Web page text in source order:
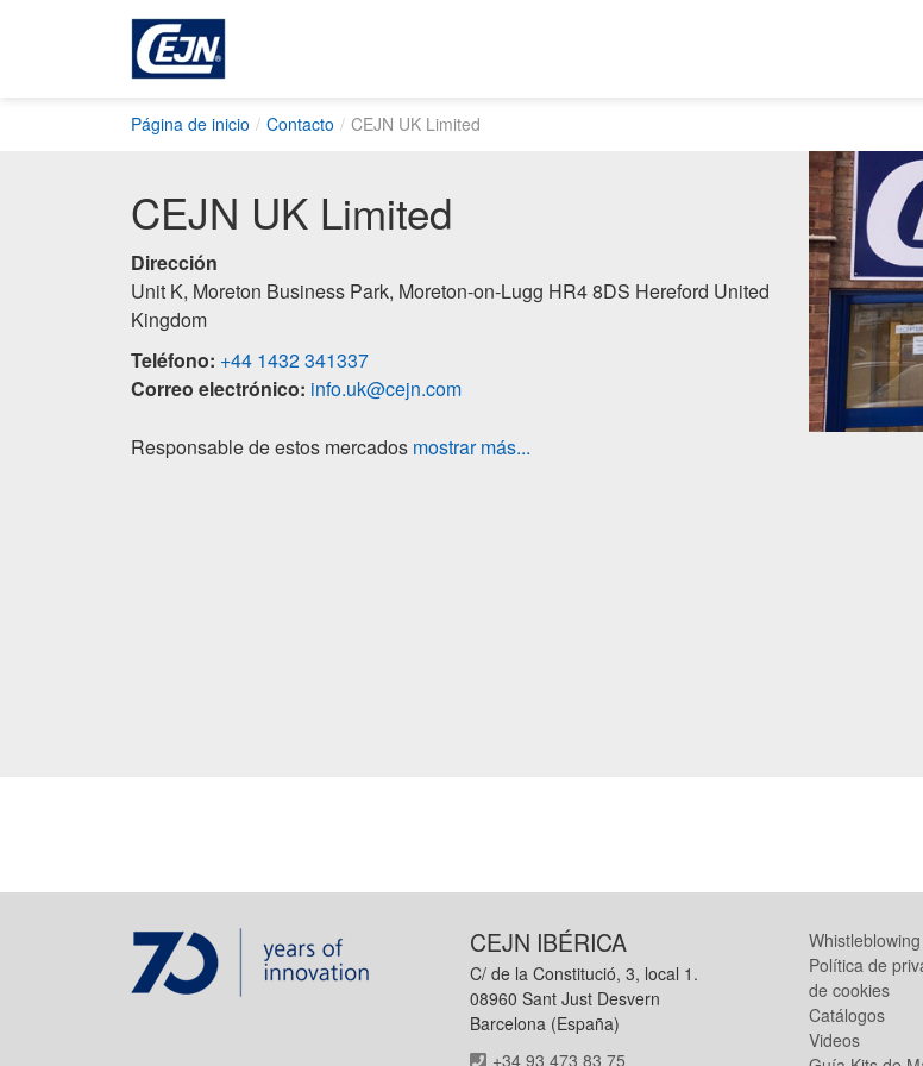
Página de inicio Contacto CEJN UK Limited
CEJN UK Limited
Dirección
Unit K, Moreton Business Park, Moreton-on-Lugg HR4 8DS Hereford United
Kingdom
Teléfono: +44 1432 341337
Correo electrónico: info.uk@cejn.com
Responsable de estos mercados mostrar más...
CEJN IBÉRICA
C/ de la Constitució, 3, local 1.
08960 Sant Just Desvern
Barcelona (España)
+34 93 473 83 75
Política de
de cookies
Catálogos
Videos